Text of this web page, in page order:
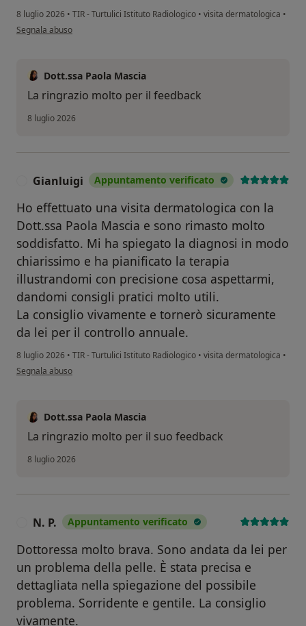
8 luglio 2026 • TIR - Turtulici Istituto Radiologico • visita dermatologica •
secondo l'opinione dell'utente Sara Miconi
Segnala abuso
Dott.ssa Paola Mascia
La ringrazio molto per il feedback
8 luglio 2026
Gianluigi Appuntamento verificato
Ho effettuato una visita dermatologica con la
Dott.ssa Paola Mascia e sono rimasto molto
soddisfatto. Mi ha spiegato la diagnosi in modo
chiarissimo e ha pianificato la terapia
illustrandomi con precisione cosa aspettarmi,
dandomi consigli pratici molto utili.
La consiglio vivamente e tornerò sicuramente
da lei per il controllo annuale.
8 luglio 2026 • TIR - Turtulici Istituto Radiologico • visita dermatologica •
secondo l'opinione dell'utente Gianluigi
Segnala abuso
Dott.ssa Paola Mascia
La ringrazio molto per il suo feedback
8 luglio 2026
N. P. Appuntamento verificato
Dottoressa molto brava. Sono andata da lei per
un problema della pelle. È stata precisa e
dettagliata nella spiegazione del possibile
problema. Sorridente e gentile. La consiglio
vivamente.